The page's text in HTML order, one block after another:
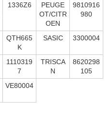
1336Z6
PEUGE
OT/CITR
OEN
9810916
980
QTH665
K
SASIC 3300004
1110319
7
TRISCA
N
8620298
105
VE80004